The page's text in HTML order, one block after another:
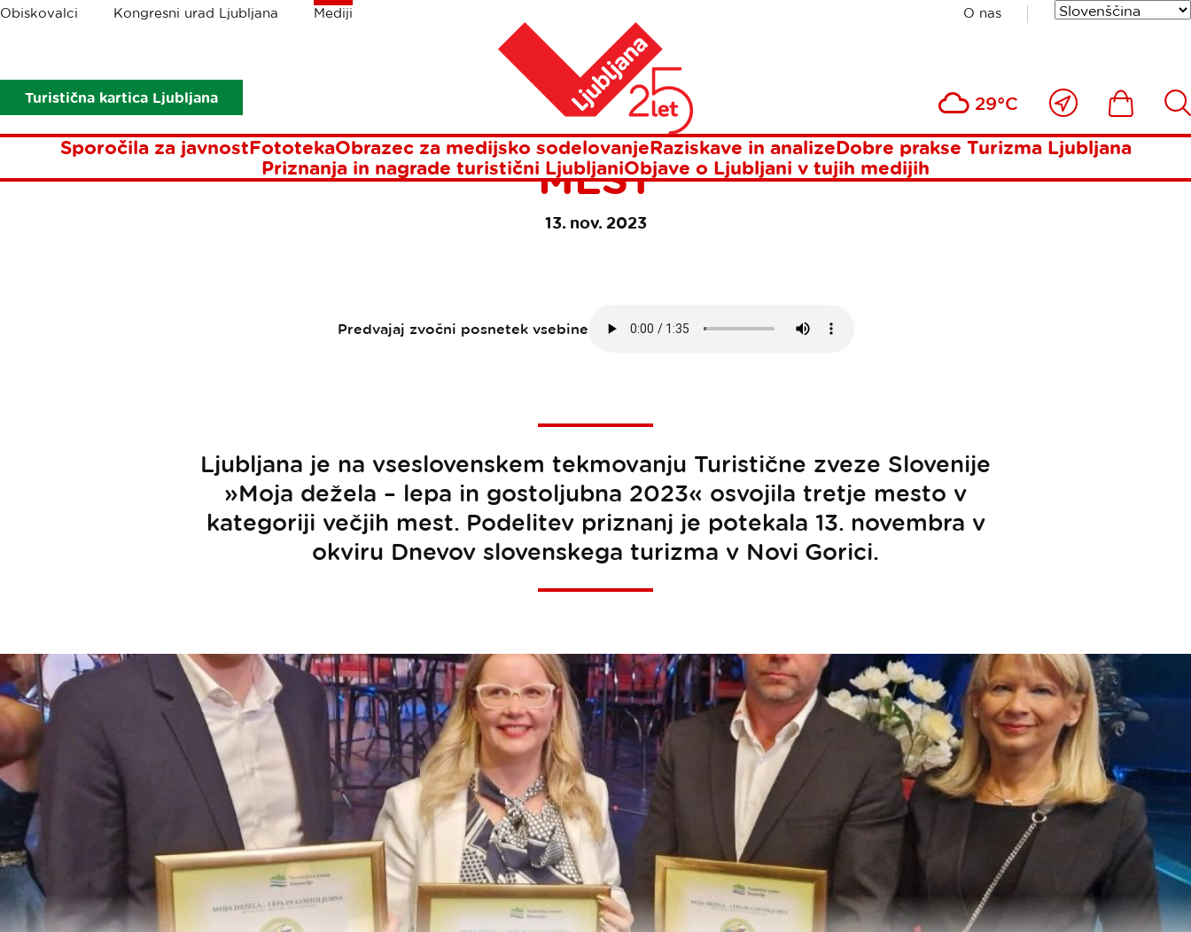
Obiskovalci Kongresni urad Ljubljana Mediji O nas
Turistična kartica Ljubljana 29°C
Blizu
mene
Ikona Išči
Sporočila za javnostFototekaObrazec za medijsko sodelovanjeRaziskave in analizeDobre prakse Turizma Ljubljana
Priznanja in nagrade turistični LjubljaniObjave o Ljubljani v tujih medijih
Drobtinice
Ljubljana je eno najlepših in najbolj gostoljubnih večjih mest
LJUBLJANA JE ENO NAJLEPŠIH IN
NAJBOLJ GOSTOLJUBNIH VEČJIH
MEST
13. nov. 2023
Predvajaj zvočni posnetek vsebine
Ljubljana je na vseslovenskem tekmovanju Turistične zveze Slovenije
»Moja dežela – lepa in gostoljubna 2023« osvojila tretje mesto v
kategoriji večjih mest. Podelitev priznanj je potekala 13. novembra v
okviru Dnevov slovenskega turizma v Novi Gorici.